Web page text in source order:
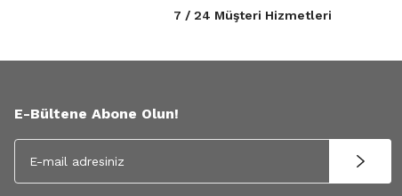
7 / 24 Müşteri Hizmetleri
E-Bültene Abone Olun!